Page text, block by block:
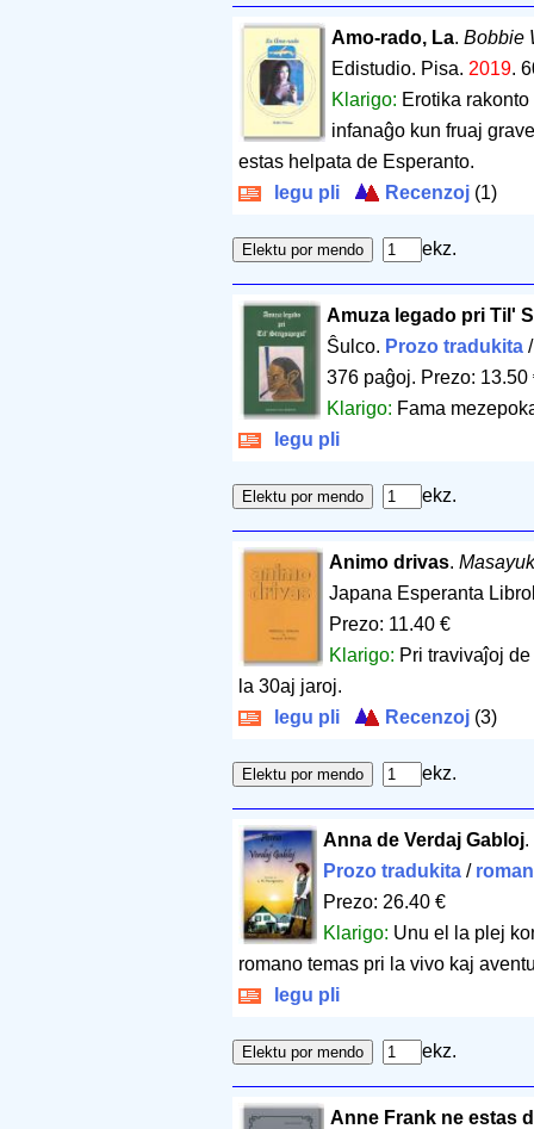
Amo-rado, La. Bobbie
Edistudio. Pisa. 2019.
Klarigo: Erotika
infanaĝo kun fruaj
estas helpata de Esperanto.
legu pli
Recenzoj (1)
ekz.
Amuza legado pri Til'
Ŝulco. Prozo tradukita
376 paĝoj. Prezo: 13.50
Klarigo: Fama
legu pli
ekz.
Animo drivas.
Japana Esperanta
Prezo: 11.40 €
Klarigo: Pri travivaĵoj
la 30aj jaroj.
legu pli
Recenzoj (3)
ekz.
Anna de Verdaj Gabloj.
Prozo tradukita /
Prezo: 26.40 €
Klarigo: Unu el la plej
romano temas pri la vivo kaj
legu pli
ekz.
Anne Frank ne estas